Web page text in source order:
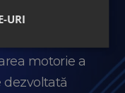
poate
motorie a
dezvoltată
URI